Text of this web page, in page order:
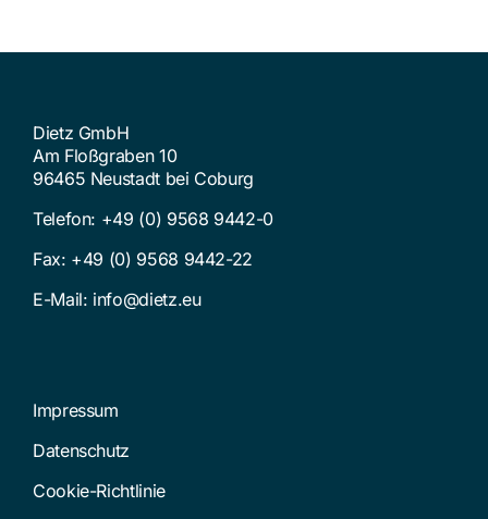
Dietz GmbH
Am Floßgraben 10
96465 Neustadt bei Coburg
Telefon: +49 (0) 9568 9442-0
Fax: +49 (0) 9568 9442-22
E-Mail: info@dietz.eu
Impressum
Datenschutz
Cookie-Richtlinie